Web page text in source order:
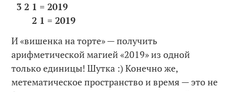
3 2 1 = 2019
2 1 = 2019
И «вишенка на торте» — получить
арифметической магией «2019» из одной
только единицы! Шутка :) Конечно же,
метематическое пространство и время — это не